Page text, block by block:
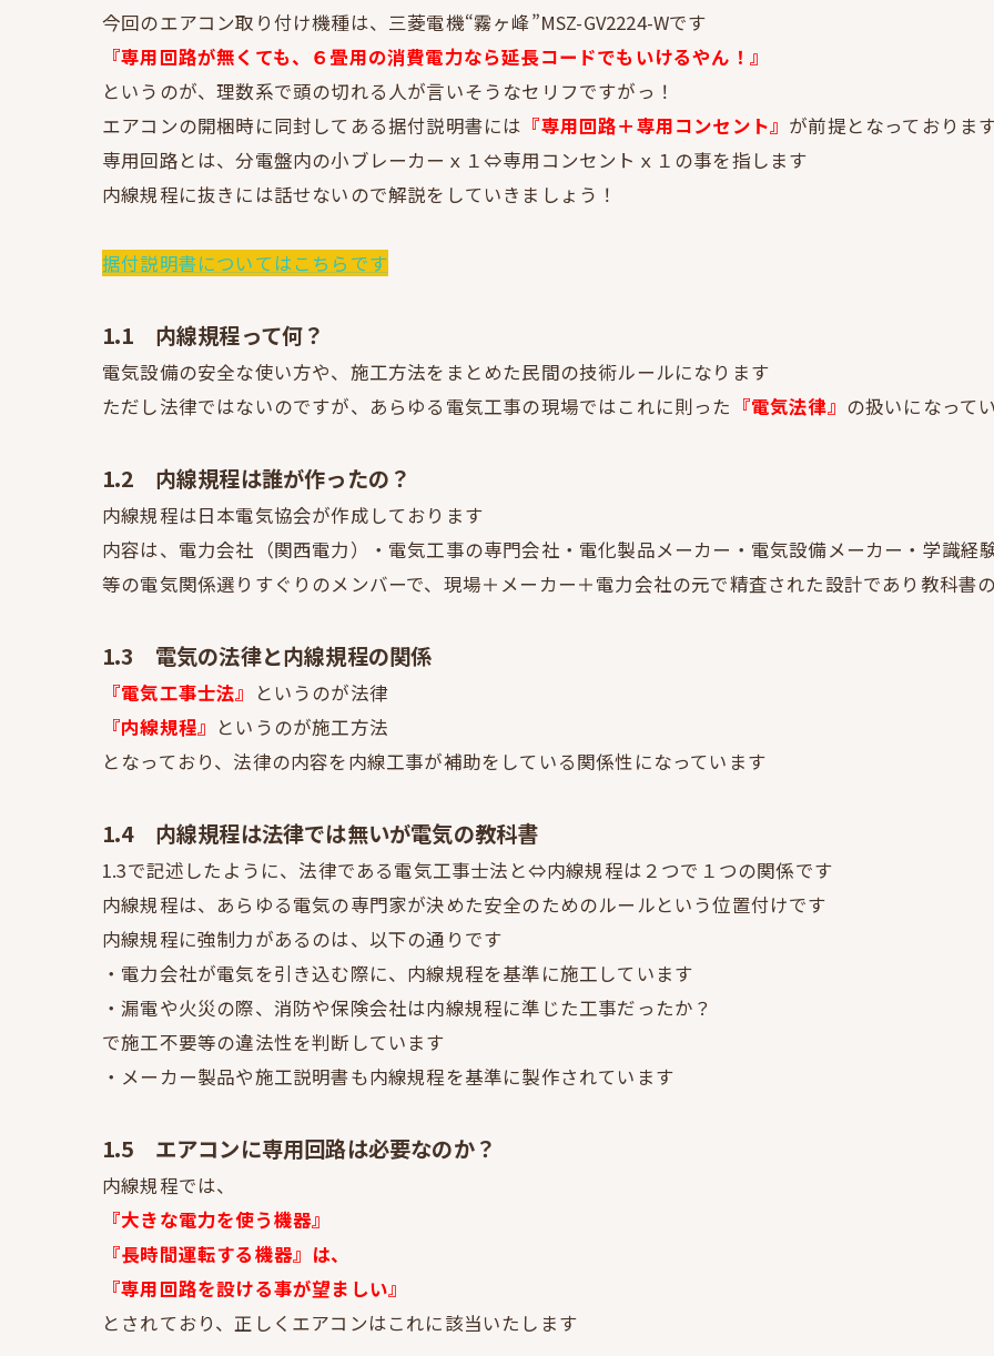
今回のエアコン取り付け機種は、三菱電機“霧ヶ峰”MSZ-GV2224-Wです
『専用回路が無くても、６畳用の消費電力なら延長コードでもいけるやん！』
というのが、理数系で頭の切れる人が言いそうなセリフですがっ！
エアコンの開梱時に同封してある据付説明書には 『専用回路＋専用コンセント』 が前提となっておりま
専用回路とは、分電盤内の小ブレーカーｘ１⇔専用コンセントｘ１の事を指します
内線規程に抜きには話せないので解説をしていきましょう！
据付説明書についてはこちらです
1.1 内線規程って何？
電気設備の安全な使い方や、施工方法をまとめた民間の技術ルールになります
ただし法律ではないのですが、あらゆる電気工事の現場ではこれに則った 『電気法律』 の扱いになって
1.2 内線規程は誰が作ったの？
内線規程は日本電気協会が作成しております
内容は、電力会社（関西電力）・電気工事の専門会社・電化製品メーカー・電気設備メーカー・学識経
等の電気関係選りすぐりのメンバーで、現場＋メーカー＋電力会社の元で精査された設計であり教科書
1.3 電気の法律と内線規程の関係
『電気工事士法』 というのが法律
『内線規程』 というのが施工方法
となっており、法律の内容を内線工事が補助をしている関係性になっています
1.4 内線規程は法律では無いが電気の教科書
1.3で記述したように、法律である電気工事士法と⇔内線規程は２つで１つの関係です
内線規程は、あらゆる電気の専門家が決めた安全のためのルールという位置付けです
内線規程に強制力があるのは、以下の通りです
・電力会社が電気を引き込む際に、内線規程を基準に施工しています
・漏電や火災の際、消防や保険会社は内線規程に準じた工事だったか？
で施工不要等の違法性を判断しています
・メーカー製品や施工説明書も内線規程を基準に製作されています
1.5 エアコンに専用回路は必要なのか？
内線規程では、
『大きな電力を使う機器』
『長時間運転する機器』は、
『専用回路を設ける事が望ましい』
とされており、正しくエアコンはこれに該当いたします